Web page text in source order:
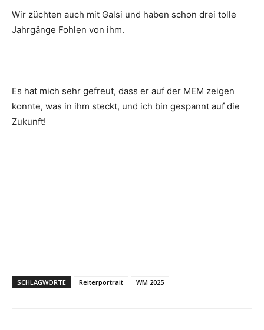
Wir züchten auch mit Galsi und haben schon drei tolle
Jahrgänge Fohlen von ihm.
Es hat mich sehr gefreut, dass er auf der MEM zeigen
konnte, was in ihm steckt, und ich bin gespannt auf die
Zukunft!
SCHLAGWORTE Reiterportrait WM 2025